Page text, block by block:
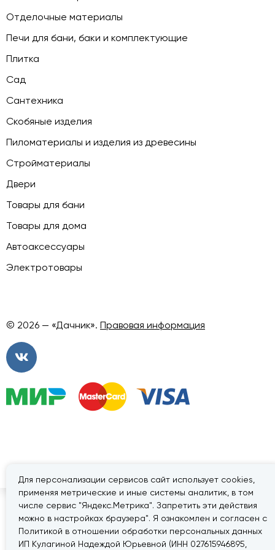
Для персонализации сервисов сайт использует cookies,
применяя метрические и иные системы аналитик, в том
числе сервис "Яндекс.Метрика". Запретить эти действия
можно в настройках браузера". Я ознакомлен и согласен с
Политикой в отношении обработки персональных данных
ИП Кулагиной Надеждой Юрьевной (ИНН 027615946895,
Отделочные материалы
Печи для бани, баки и комплектующие
Плитка
Сад
Сантехника
Скобяные изделия
Пиломатериалы и изделия из древесины
Стройматериалы
Двери
Товары для бани
Товары для дома
Автоаксессуары
Электротовары
© 2026 — «Дачник». Правовая информация